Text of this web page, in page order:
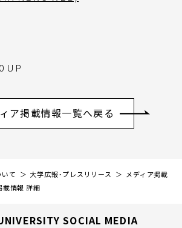
UP
ア掲載情報一覧へ戻る
て 大学広報・プレスリリース
メディア掲載
載情報 詳細
SOCIAL MEDIA